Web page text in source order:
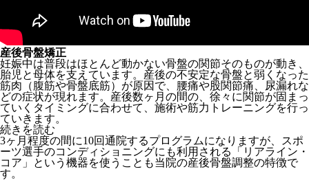
産後骨盤矯正
妊娠中は普段はほとんど動かない骨盤の関節そのものが動き、
胎児と母体を支えています。産後の不安定な骨盤と弱くなった
筋肉（腹筋や骨盤底筋）が原因で、腰痛や股関節痛、尿漏れな
どの症状が現れます。産後数ヶ月の間の、徐々に関節が固まっ
ていくタイミングに合わせて、施術や筋力トレーニングを行っ
ていきます。
続きを読む
3ヶ月程度の間に10回通院するプログラムになりますが、スポ
ーツ選手のコンディショニングにも利用される「リアライン・
コア」という機器を使うことも当院の産後骨盤調整の特徴で
す。